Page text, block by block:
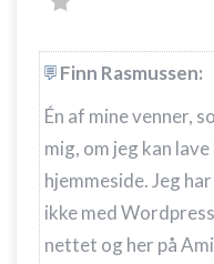
Finn Rasmussen:
Én af mine venner,
mig, om jeg kan
hjemmeside. Jeg
ikke med
nettet og her på